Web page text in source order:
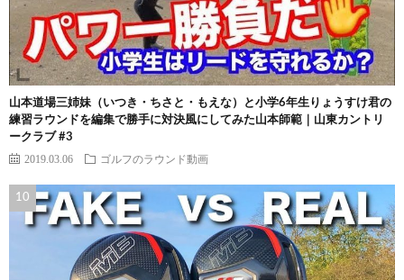
山本道場三姉妹（いつき・ちさと・もえな）と小学6年生りょうすけ君の
練習ラウンドを編集で勝手に対決風にしてみた山本師範｜山東カントリ
ークラブ #3
2019.03.06 ゴルフのラウンド動画